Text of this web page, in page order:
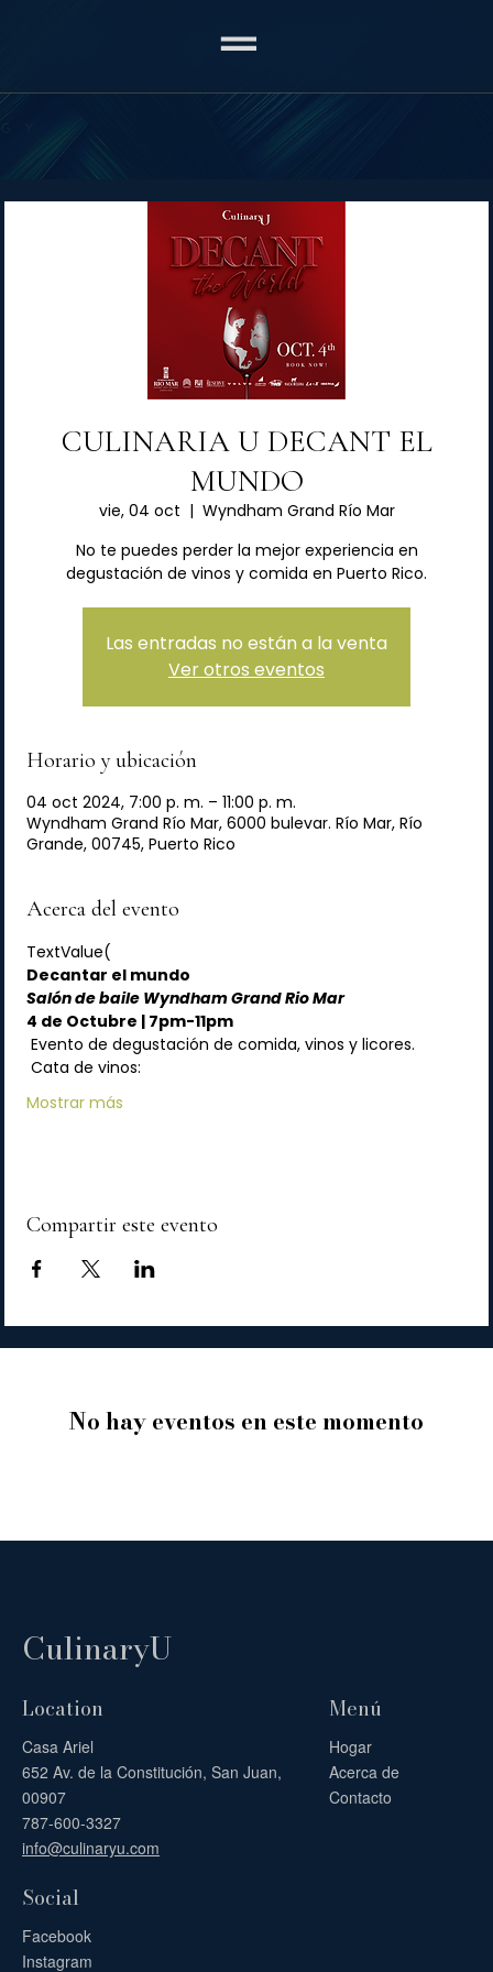
CULINARIA U DECANT EL
MUNDO
vie, 04 oct
  |
Wyndham Grand Río Mar
No te puedes perder la mejor experiencia en
degustación de vinos y comida en Puerto Rico.
Las entradas no están a la venta
Ver otros eventos
Horario y ubicación
04 oct 2024, 7:00 p. m. – 11:00 p. m.
Wyndham Grand Río Mar, 6000 bulevar. Río Mar, Río
Grande, 00745, Puerto Rico
Acerca del evento
TextValue(
Decantar el mundo
Salón de baile Wyndham Grand Rio Mar
4 de Octubre | 7pm-11pm
Evento de degustación de comida, vinos y licores.
Cata de vinos:
Mostrar más
Compartir este evento
No hay eventos en este momento
CulinaryU
Casa Ariel
652 Av. de la Constitución, San Juan,
00907
787-600-3327
info@culinaryu.com
Location
Hogar
Acerca de
Contacto
Menú
Facebook
Instagram
Social